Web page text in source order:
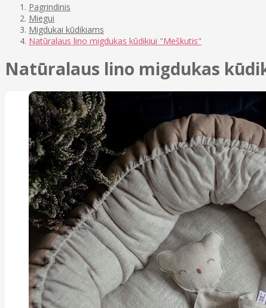
Pagrindinis
Miegui
Migdukai kūdikiams
Natūralaus lino migdukas kūdikiui "Meškutis"
Natūralaus lino migdukas